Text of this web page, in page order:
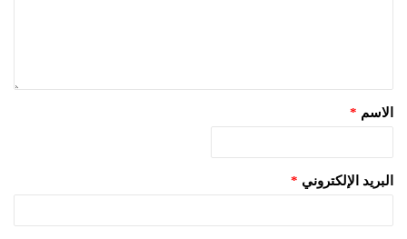
الاسم *
البريد الإلكتروني *